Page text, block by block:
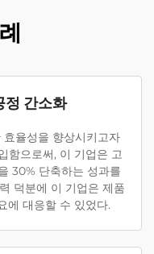
정 간소화
율성을 향상시키고자
함으로써, 이 기업은 고
30% 단축하는 성과를
덕분에 이 기업은 제품
에 대응할 수 있었다.